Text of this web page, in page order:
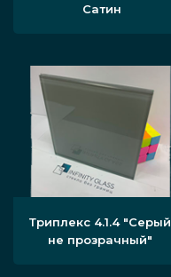
Сатин
Триплекс 4.1.4 "Серый
не прозрачный"